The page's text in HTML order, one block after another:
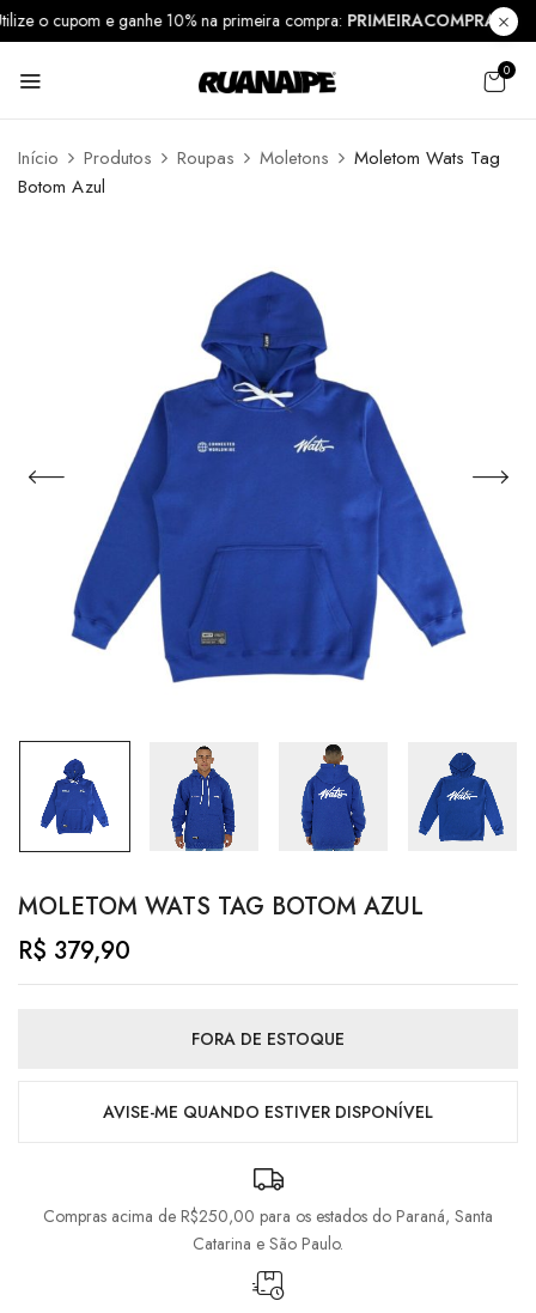
Utilize o cupom e ganhe 10% na primeira compra:PRIMEIRACOMPRA10
0
Início Produtos Roupas Moletons
Moletom Wats Tag
Botom Azul
MOLETOM WATS TAG BOTOM AZUL
R$ 379,90
FORA DE ESTOQUE
AVISE-ME QUANDO ESTIVER DISPONÍVEL
Compras acima de R$250,00 para os estados do Paraná, Santa
Catarina e São Paulo.